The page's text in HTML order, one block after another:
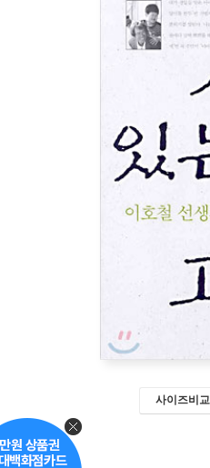
사이즈비교